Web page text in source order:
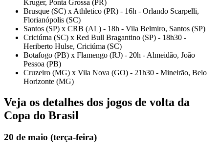
Kruger, Ponta Grossa (PR)
Brusque (SC) x Athletico (PR) - 16h - Orlando Scarpelli,
Florianópolis (SC)
Santos (SP) x CRB (AL) - 18h - Vila Belmiro, Santos (SP)
Criciúma (SC) x Red Bull Bragantino (SP) - 18h30 -
Heriberto Hulse, Criciúma (SC)
Botafogo (PB) x Flamengo (RJ) - 20h - Almeidão, João
Pessoa (PB)
Cruzeiro (MG) x Vila Nova (GO) - 21h30 - Mineirão, Belo
Horizonte (MG)
Veja os detalhes dos jogos de volta da
Copa do Brasil
20 de maio (terça-feira)